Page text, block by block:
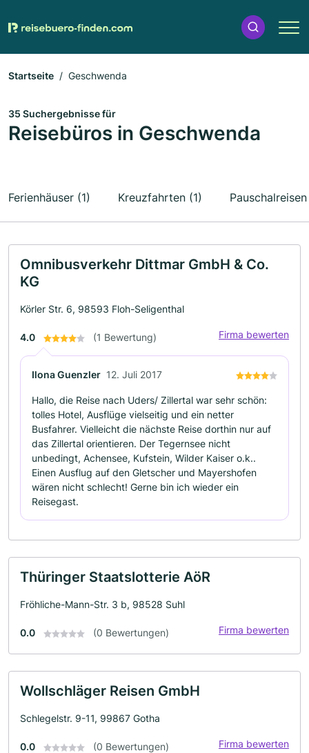
Startseite Geschwenda
35 Suchergebnisse für
Reisebüros in Geschwenda
Ferienhäuser (1) Kreuzfahrten (1)
Omnibusverkehr Dittmar GmbH & Co.
KG
Körler Str. 6, 98593 Floh-Seligenthal
4.0 (1 Bewertung) Firma bewerten
Ilona Guenzler 12. Juli 2017
Hallo, die Reise nach Uders/ Zillertal war sehr schön:
tolles Hotel, Ausflüge vielseitig und ein netter
Busfahrer. Vielleicht die nächste Reise dorthin nur auf
das Zillertal orientieren. Der Tegernsee nicht
unbedingt, Achensee, Kufstein, Wilder Kaiser o.k..
Einen Ausflug auf den Gletscher und Mayershofen
wären nicht schlecht! Gerne bin ich wieder ein
Reisegast.
Thüringer Staatslotterie AöR
Fröhliche-Mann-Str. 3 b, 98528 Suhl
0.0 (0 Bewertungen) Firma bewerten
Wollschläger Reisen GmbH
Schlegelstr. 9-11, 99867 Gotha
0.0 (0 Bewertungen) Firma bewerten